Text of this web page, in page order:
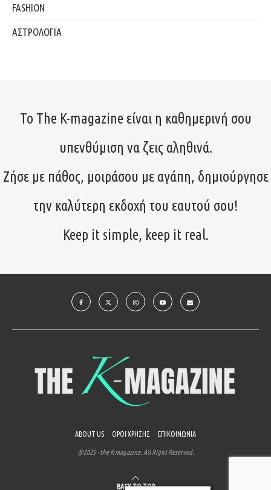
FASHION
ΑΣΤΡΟΛΟΓΙΑ
Το The K-magazine είναι η καθημερινή σου
υπενθύμιση να ζεις αληθινά.
Ζήσε με πάθος, μοιράσου με αγάπη, δημιούργησε
την καλύτερη εκδοχή του εαυτού σου!
Keep it simple, keep it real.
ABOUT US ΟΡΟΙ ΧΡΗΣΗΣ ΕΠΙΚΟΙΝΩΝΙΑ
@2025 - the K-magazine. All Right Reserved.
BACK TO TOP